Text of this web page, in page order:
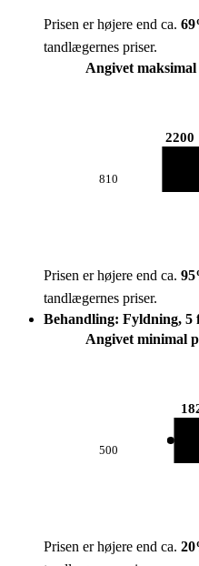
Prisen er højere end ca. 69
tandlægernes priser.
Angivet
810
2200
Prisen er højere end ca. 95
tandlægernes priser.
Behandling: Fyldning,
Angivet minimal
500
Prisen er højere end ca. 20